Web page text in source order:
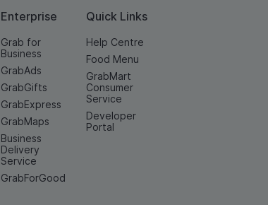
Enterprise
Grab for
Business
GrabAds
GrabGifts
GrabExpress
GrabMaps
Business
Delivery
Service
GrabForGood
Quick Links
Help Centre
Food Menu
GrabMart
Consumer
Service
Developer
Portal